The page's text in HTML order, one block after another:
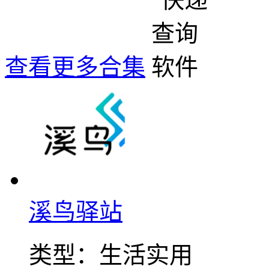
查看更多合集
溪鸟驿站
类型： 生活实用